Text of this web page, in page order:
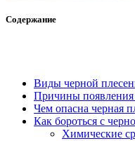
Содержание
Виды черной
Причины появления
Чем опасна черная
Как бороться с
Химические